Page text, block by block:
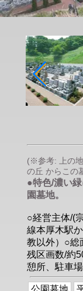
(※参考: 上の
の丘 からこの
●特色/濃い
園墓地。
○経営主体/(
線本厚木駅
教以外）○総
残区画数/約
憩所、駐車場
公園墓地